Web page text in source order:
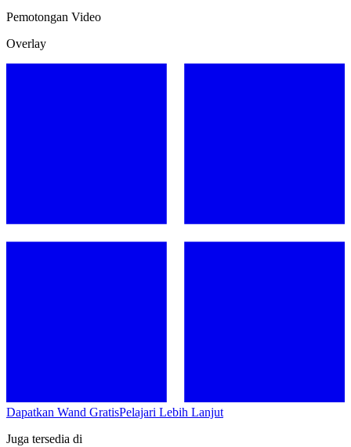
Pemotongan Video
Overlay
Dapatkan Wand GratisPelajari Lebih Lanjut
Juga tersedia di